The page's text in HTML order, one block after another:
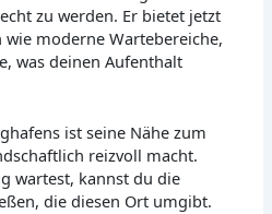
zu werden. Er bietet jetzt
moderne Wartebereiche,
was deinen Aufenthalt
ist seine Nähe zum
reizvoll macht.
wartest, kannst du die
die diesen Ort umgibt.